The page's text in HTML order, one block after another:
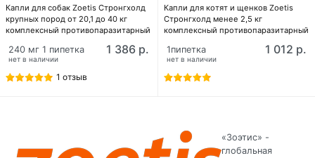
Капли для собак Zoetis Стронгхолд
крупных пород от 20,1 до 40 кг
комплексный противопаразитарный
действия
нет в наличии
240 мг 1 пипетка 1 386 р.
1 отзыв
Капли для котят и щенков Zoetis
Стронгхолд менее 2,5 кг
комплексный противопаразитарный
действия
нет в наличии
1пипетка 1 012 р.
«Зоэтис» -
глобальная